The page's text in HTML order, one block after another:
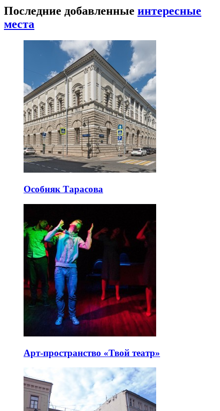
Последние добавленные интересные
места
Особняк Тарасова
Арт-пространство «Твой театр»